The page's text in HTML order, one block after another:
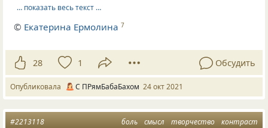
… показать весь текст …
© Екатерина Ермолина 7
28 1 Обсудить
Опубликовала С ПРямБабаБахом 24 окт 2021
боль смысл творчество контраст
#2213118